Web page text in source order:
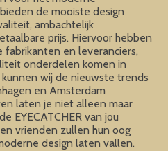
de mooiste design
ambachtelijk
prijs. Hiervoor hebben
en leveranciers,
onderdelen komen in
wij de nieuwste trends
en Amsterdam
laten je niet alleen maar
EYECATCHER van jou
vrienden zullen hun oog
design laten vallen.